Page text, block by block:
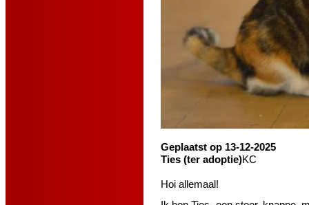
Geplaatst op 13-12-2025
Ties (ter adoptie)KC
Hoi allemaal!